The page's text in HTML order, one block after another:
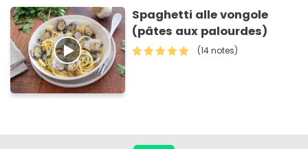
Spaghetti alle vongole
(pâtes aux palourdes)
(14 notes)